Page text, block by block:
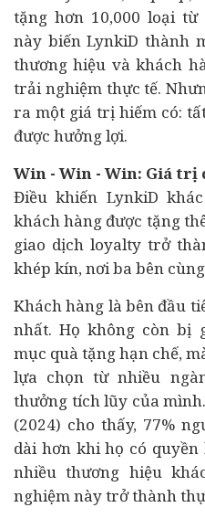
tặng hơn 10,000 loại từ
này biến LynkiD thành
thương hiệu và khách
trải nghiệm thực tế.
ra một giá trị hiếm có:
được hưởng lợi.
Win - Win - Win: Giá trị
Điều khiến LynkiD
khách hàng được tặng
giao dịch loyalty trở
khép kín, nơi ba bên
Khách hàng là bên đầu
nhất. Họ không còn bị
mục quà tặng hạn chế,
lựa chọn từ nhiều
thưởng tích lũy của
(2024) cho thấy, 77%
dài hơn khi họ có
nhiều thương hiệu
nghiệm này trở thành